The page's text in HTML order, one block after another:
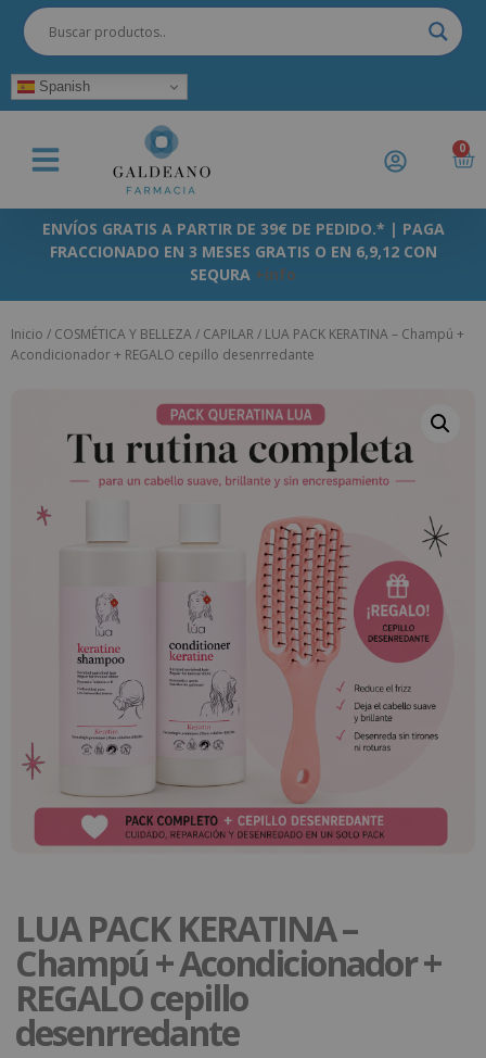
Spanish
0
ENVÍOS GRATIS A PARTIR DE 39€ DE PEDIDO.* | PAGA
FRACCIONADO EN 3 MESES GRATIS O EN 6,9,12 CON
SEQURA +info
Inicio / COSMÉTICA Y BELLEZA/ CAPILAR / LUA PACK KERATINA – Champú +
Acondicionador + REGALO cepillo desenrredante
LUA PACK KERATINA –
Champú + Acondicionador +
REGALO cepillo
desenrredante